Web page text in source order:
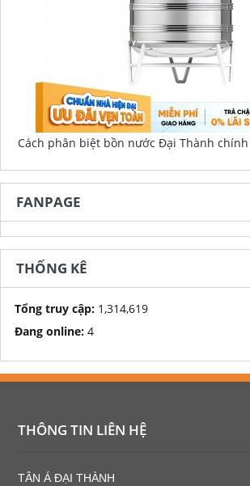
Cách phân biệt bồn nước Đại Thành
FANPAGE
THỐNG KÊ
Tổng truy cập: 1,314,619
Đang online: 4
THÔNG TIN LIÊN HỆ
TÂN Á ĐẠI THÀNH